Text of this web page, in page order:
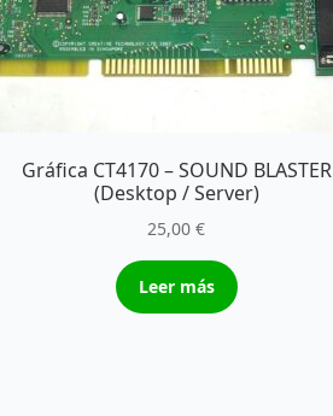
Gráfica CT4170 – SOUND BLASTER
(Desktop / Server)
25,00€
Leer más